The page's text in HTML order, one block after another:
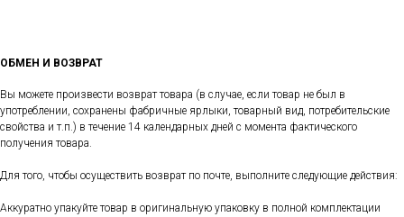
ОБМЕН И ВОЗВРАТ
Вы можете произвести возврат товара (в случае, если товар не был в
употреблении, сохранены фабричные ярлыки, товарный вид, потребительские
свойства и т.п.) в течение 14 календарных дней с момента фактического
получения товара.
Для того, чтобы осуществить возврат по почте, выполните следующие действия:
Аккуратно упакуйте товар в оригинальную упаковку в полной комплектации